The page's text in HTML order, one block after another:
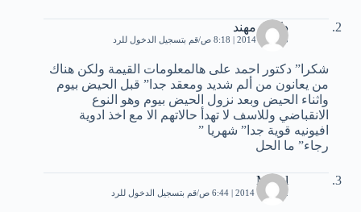
دكتور مهند
23 يناير، 2014 | 8:18 ص قم بتسجيل الدخول للرد
شكرا” دكتور احمد على هالمعلومات القيمة ولكن هناك
من يعانون من ألم شديد ومعقد جدا” قبل الحيض بيوم
واثناء الحيض وبعد نزول الحيض بيوم وهو النوع
الانقباضي وللاسف لا تهدأ حالاتهم الا مع اخذ ادوية
افيونيه قوية جدا” شهريا ”
رجاء” ما الحل
Manal
2 فبراير، 2014 | 6:44 ص قم بتسجيل الدخول للرد